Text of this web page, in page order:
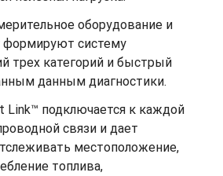
оборудование и
формируют систему
трех категорий и быстрый
данным диагностики.
Link™ подключается к каждой
связи и дает
местоположение,
топлива,